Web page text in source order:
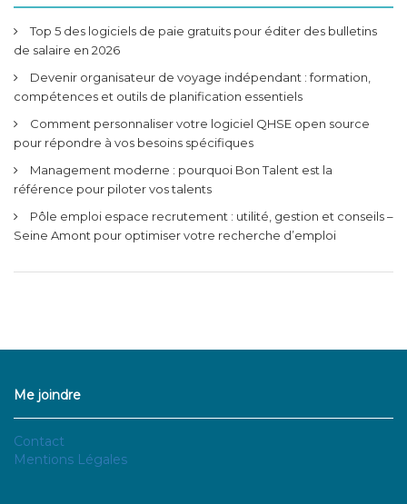
Top 5 des logiciels de paie gratuits pour éditer des bulletins
de salaire en 2026
Devenir organisateur de voyage indépendant : formation,
compétences et outils de planification essentiels
Comment personnaliser votre logiciel QHSE open source
pour répondre à vos besoins spécifiques
Management moderne : pourquoi Bon Talent est la
référence pour piloter vos talents
Pôle emploi espace recrutement : utilité, gestion et conseils –
Seine Amont pour optimiser votre recherche d’emploi
Me joindre
Contact
Mentions Légales